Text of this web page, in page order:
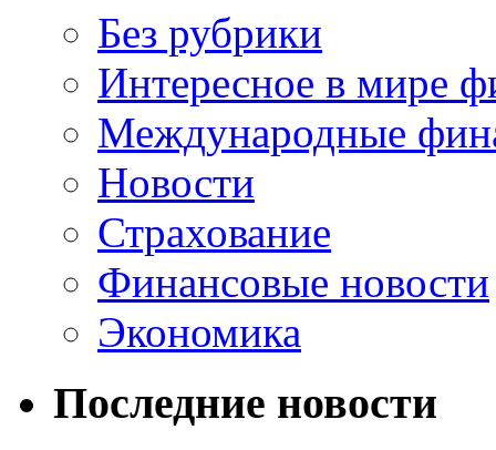
Без рубрики
Интересное в мире
Международные
Новости
Страхование
Финансовые новости
Экономика
Последние новости